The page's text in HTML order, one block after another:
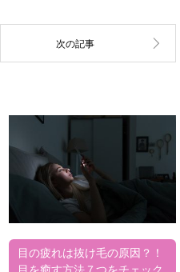
目の疲れは抜け毛の原因？！
目を癒す方法７つをチェック